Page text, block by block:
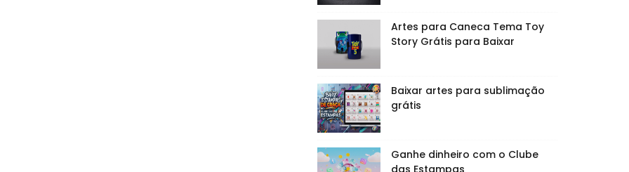
Artes para Caneca Tema Toy
Story Grátis para Baixar
Baixar artes para sublimação
grátis
Ganhe dinheiro com o Clube
das Estampas